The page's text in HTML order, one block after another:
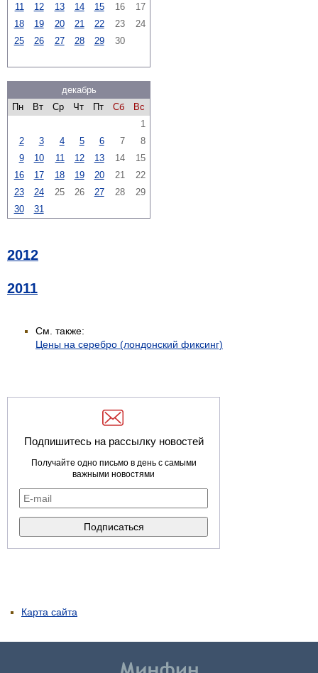
11
12 13 14 15 16
17
18
19 20 21 22 23
24
25
26 27 28 29 30
декабрь
Пн
Вт Ср Чт Пт Сб
Вс
1
2
3 4 5 6 7
8
9
10 11 12 13 14
15
16
17 18 19 20 21
22
23
24 25 26 27 28
29
30
31
2012
2011
См. также:
Цены на серебро (лондонский фиксинг)
Подпишитесь на рассылку новостей
Получайте одно письмо в день с самыми
важными новостями
Карта сайта